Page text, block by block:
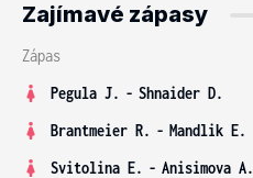
Zajímavé zápasy
Zápas
Pegula J. - Shnaider D.
Brantmeier R. - Mandlik E.
Svitolina E. - Anisimova A.